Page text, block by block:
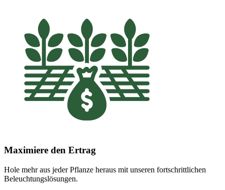
Maximiere den Ertrag
Hole mehr aus jeder Pflanze heraus mit unseren fortschrittlichen
Beleuchtungslösungen.